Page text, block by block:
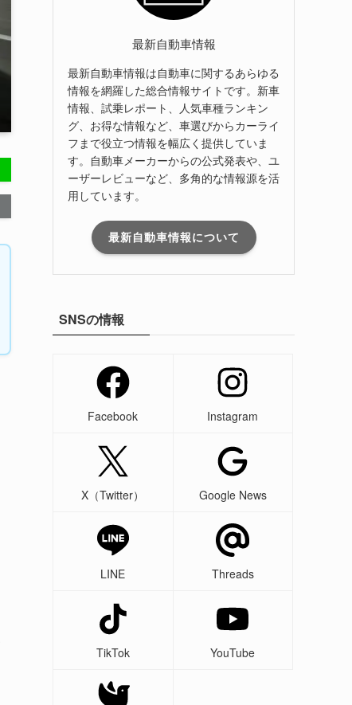
最新自動車情報
最新自動車情報は自動車に関するあらゆる
情報を網羅した総合情報サイトです。新車
情報、試乗レポート、人気車種ランキン
グ、お得な情報など、車選びからカーライ
フまで役立つ情報を幅広く提供していま
す。自動車メーカーからの公式発表や、ユ
ーザーレビューなど、多角的な情報源を活
用しています。
最新自動車情報について
SNSの情報
Facebook Instagram
X（Twitter） Google News
LINE Threads
TikTok YouTube